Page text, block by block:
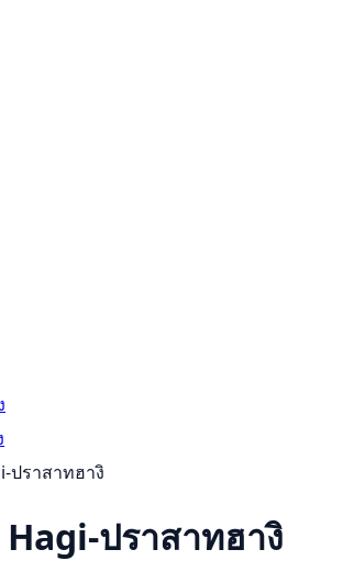
ปราสาทฮางิ
ปราสาทฮางิ